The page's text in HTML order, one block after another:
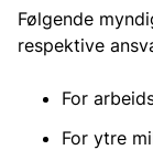
Følgende
respektive
For
For ytre